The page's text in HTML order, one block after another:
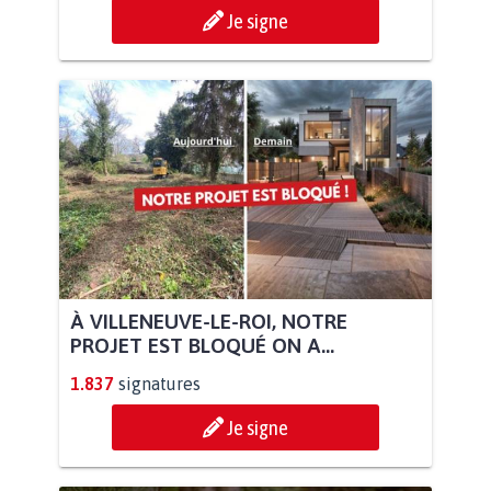
Je signe
À VILLENEUVE-LE-ROI, NOTRE
PROJET EST BLOQUÉ ON A...
1.837 signatures
Je signe